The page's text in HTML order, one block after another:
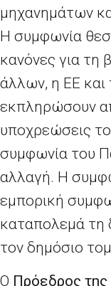
μηχανημάτων
Η συμφωνία
κανόνες για τη
άλλων, η ΕΕ και
εκπληρώσουν
υποχρεώσεις
συμφωνία του
αλλαγή. Η
εμπορική
καταπολεμά τη
τον δημόσιο
Ο Πρόεδρος της